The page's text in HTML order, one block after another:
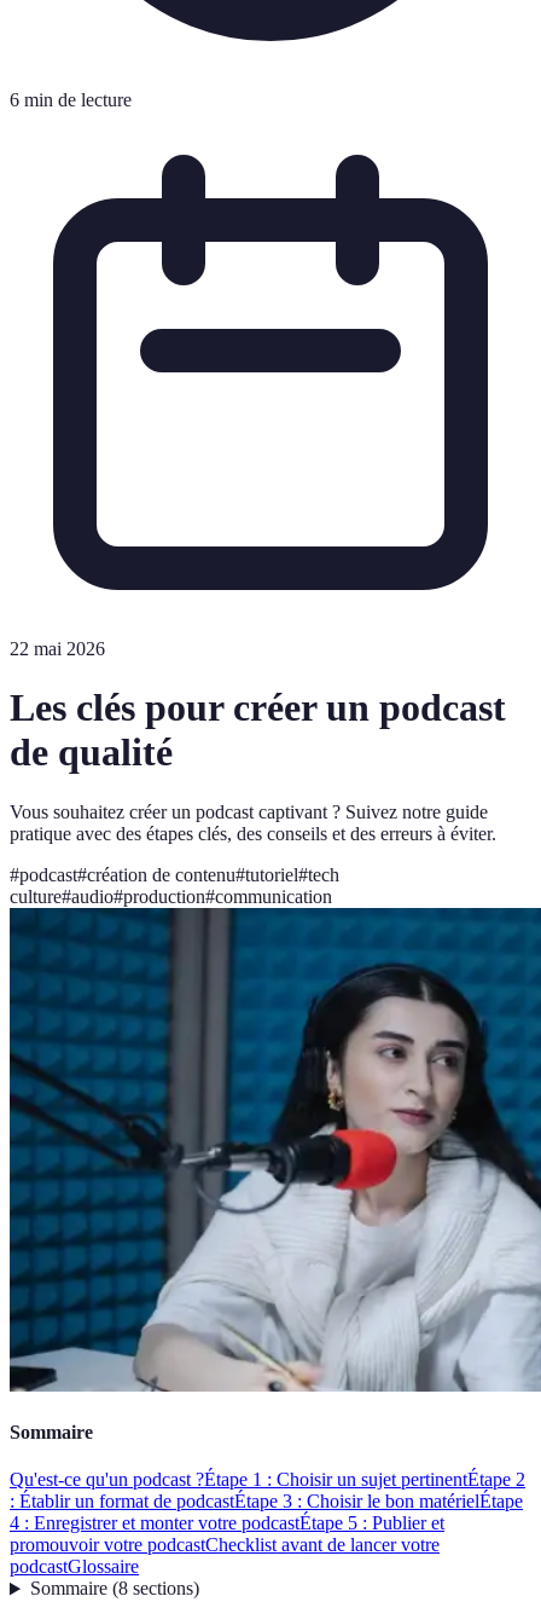
6 min de lecture
22 mai 2026
Les clés pour créer un podcast
de qualité
Vous souhaitez créer un podcast captivant ? Suivez notre guide
pratique avec des étapes clés, des conseils et des erreurs à éviter.
#podcast#création de contenu#tutoriel#tech
culture#audio#production#communication
Sommaire
Qu'est-ce qu'un podcast ?Étape 1 : Choisir un sujet pertinentÉtape 2
: Établir un format de podcastÉtape 3 : Choisir le bon matérielÉtape
4 : Enregistrer et monter votre podcastÉtape 5 : Publier et
promouvoir votre podcastChecklist avant de lancer votre
podcastGlossaire
Sommaire(8 sections)